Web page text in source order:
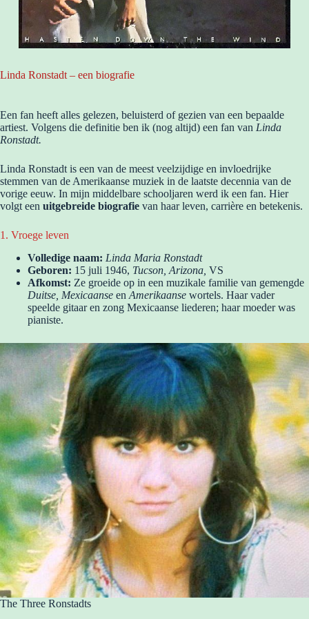
Linda Ronstadt – een biografie
Een fan heeft alles gelezen, beluisterd of gezien van een bepaalde
artiest. Volgens die definitie ben ik (nog altijd) een fan van Linda
Ronstadt.
Linda Ronstadt is een van de meest veelzijdige en invloedrijke
stemmen van de Amerikaanse muziek in de laatste decennia van de
vorige eeuw. In mijn middelbare schooljaren werd ik een fan. Hier
volgt een uitgebreide biografie van haar leven, carrière en betekenis.
1. Vroege leven
Volledige naam: Linda Maria Ronstadt
Geboren: 15 juli 1946, Tucson, Arizona, VS
Afkomst: Ze groeide op in een muzikale familie van gemengde
Duitse, Mexicaanse en Amerikaanse wortels. Haar vader
speelde gitaar en zong Mexicaanse liederen; haar moeder was
pianiste.
The Three Ronstadts